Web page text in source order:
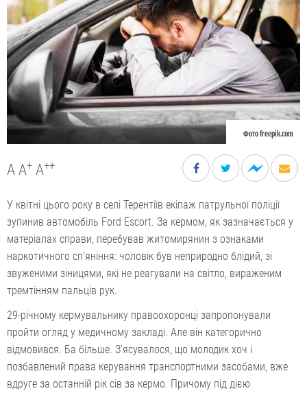
Фото freepik.com
A A+ A++
У квітні цього року в селі Терентіїв екіпаж патрульної поліції
зупинив автомобіль Ford Escort. За кермом, як зазначається у
матеріалах справи, перебував житомирянин з ознаками
наркотичного сп’яніння: чоловік був неприродно блідий, зі
звуженими зіницями, які не реагували на світло, вираженим
тремтінням пальців рук.
29-річному кермувальнику правоохоронці запропонували
пройти огляд у медичному закладі. Але він категорично
відмовився. Ба більше. З’ясувалося, що молодик хоч і
позбавлений права керування транспортними засобами, вже
вдруге за останній рік сів за кермо. Причому під дією